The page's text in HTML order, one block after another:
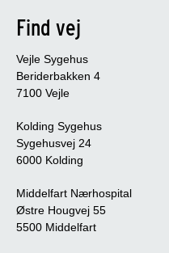
Find vej
Vejle Sygehus
Beriderbakken 4
7100 Vejle
Kolding Sygehus
Sygehusvej 24
6000 Kolding
Middelfart Nærhospital
Østre Hougvej 55
5500 Middelfart